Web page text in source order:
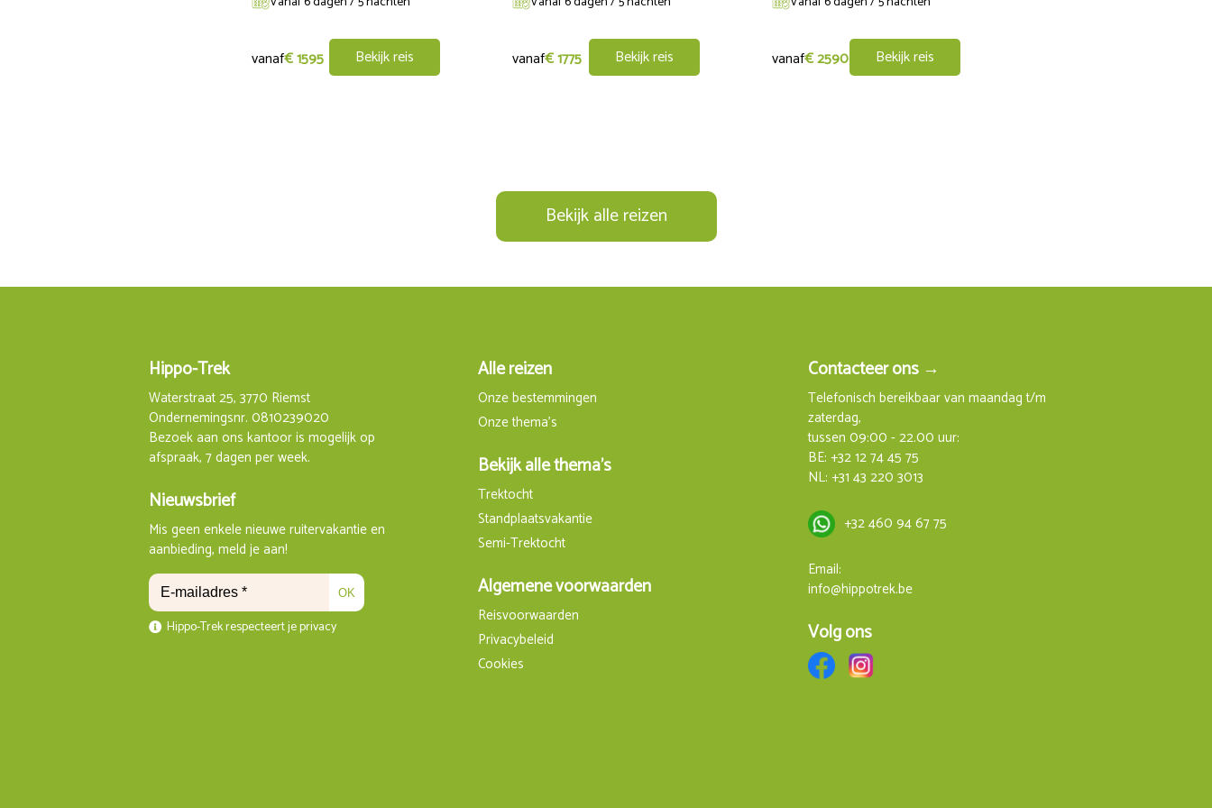
De tocht te paard waarbij je op deze dag de westkust van S. Antioco verkent, begint bij de fontein van Cannai, een oude drenkplaats voor vee in
zonsondergangen in schitterende kleuren meemaken. We dineren in een visrestaurant.
Na het dagelijks ontbijt in het hotel volgt de verzameltransfer naar het vliegveld.
vanaf€ 1595 Bekijk reis vanaf€ 1775 Bekijk reis vanaf€ 2590 Bekijk reis
Bekijk alle reizen
Hippo-Trek
Waterstraat 25, 3770 Riemst
Ondernemingsnr. 0810239020
Bezoek aan ons kantoor is mogelijk op
afspraak, 7 dagen per week.
Nieuwsbrief
Mis geen enkele nieuwe ruitervakantie en
aanbieding, meld je aan!
OK
Hippo-Trek respecteert je privacy
Alle reizen
Onze bestemmingen
Onze thema's
Bekijk alle thema's
Trektocht
Standplaatsvakantie
Semi-Trektocht
Algemene voorwaarden
Reisvoorwaarden
Privacybeleid
Cookies
Contacteer ons →
Telefonisch bereikbaar van maandag t/m
zaterdag,
tussen 09:00 - 22.00 uur:
BE: +32 12 74 45 75
NL: +31 43 220 3013
+32 460 94 67 75
Email:
info@hippotrek.be
Volg ons